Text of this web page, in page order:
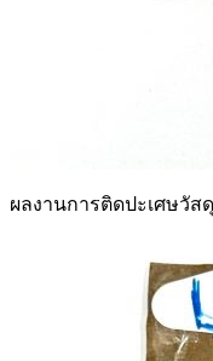
ผลงานการติดปะเศษวั